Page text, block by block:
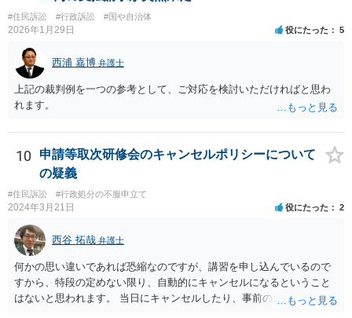
すが、一般論としては、ホームページ上の自動計算シートはあくまで
参考の情報であり、何か手続きをするさいに具体的に算定することに
なると思われますので、「権利、義務又は事実証明に関する電磁的記
録」に該当しないと考えられます。 なお、刑法１６１条の２は「人の
事務処理を誤らせる目的で、」という要件がかかっているため、当該
目的を欠く場合は刑法１６１条の２に該当しません。
#住民訴訟 #行政訴訟 #国や自治体
2026年1月29日 役にたった 5
西浦 嘉博 弁護士
上記の裁判例を一つの参考として、ご対応を検討いただければと思わ
れます。
10
申請等取次研修会のキャンセルポリシーについて
の疑義
#住民訴訟 #行政処分の不服申立て
2024年3月21日 役にたった 2
西谷 拓哉 弁護士
何かの思い違いであれば恐縮なのですが、講習を申し込んでいるので
すから、特段の定めない限り、自動的にキャンセルになるということ
はないと思われます。 当日にキャンセルしたり、事前の通知なく不参